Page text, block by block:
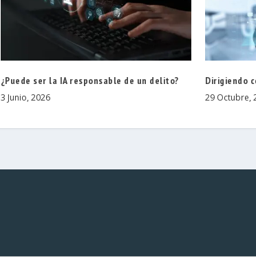
¿Puede ser la IA responsable de un delito?
3 Junio, 2026
Dirigiendo
29 Octubre,